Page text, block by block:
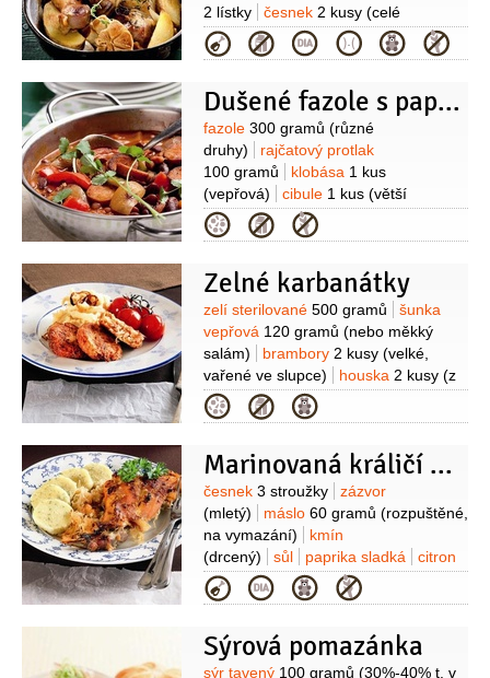
2 lístky
česnek 2 kusy (celé
hlavičky)
sůl
Kategorie
Dušené fazole s paprikami a klobásou
Suroviny
fazole 300 gramů (různé
druhy)
rajčatový protlak
100 gramů
klobása 1 kus
(vepřová)
cibule 1 kus (větší
loupaná)
paprika červená
1 kus
paprika zelená1 kus
olej
2 lžíce (jemně krájený)
Kategorie
Zelné karbanátky
Suroviny
zelí sterilované 500 gramů
šunka
vepřová 120 gramů (nebo měkký
salám)
brambory 2 kusy (velké,
vařené ve slupce)
houska 2 kusy (z
předešlého dne)
1 kus (malé) vejce1 kus (vařené
1 decilitr
česnek4 stroužky
Kategorie
Marinovaná králičí stehna na zelí
Suroviny
česnek 3 stroužky
zázvor
(mletý)
máslo 60 gramů (rozpuštěné,
na vymazání)
kmín
(drcený)
sůl paprika sladká
citron
1/2kusu (šťáva) cibule
pečení: králičí maso4 kusy
400 gramů
slanina100 gramů
Kategorie
Sýrová pomazánka
sýr tavený 100 gramů (30%-40% t. v